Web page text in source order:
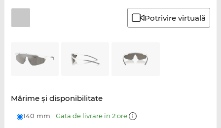
Potrivire virtuală
Mărime şi disponibilitate
140 mm Gata de livrare în 2 ore